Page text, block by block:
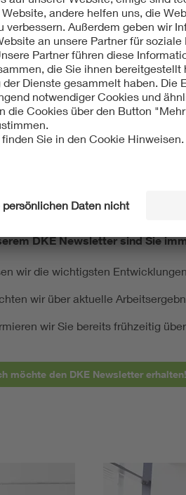
DKE Newsletter sind Sie
wir die wichtigsten
wir über aktuelle
wir Sie bereits frühzeitig
möchte den DKE Newsletter erhalten!